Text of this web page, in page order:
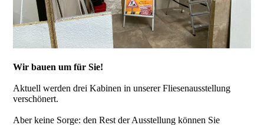
Wir bauen um für Sie!
Aktuell werden drei Kabinen in unserer Fliesenausstellung
verschönert.
Aber keine Sorge: den Rest der Ausstellung können Sie